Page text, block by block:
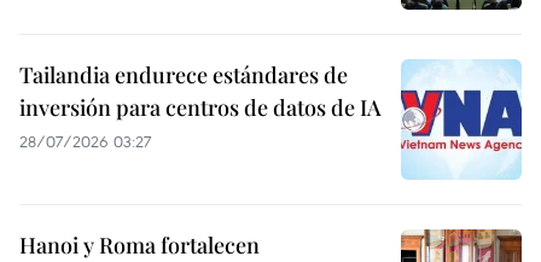
Tailandia endurece estándares de
inversión para centros de datos de IA
28/07/2026 03:27
Hanoi y Roma fortalecen